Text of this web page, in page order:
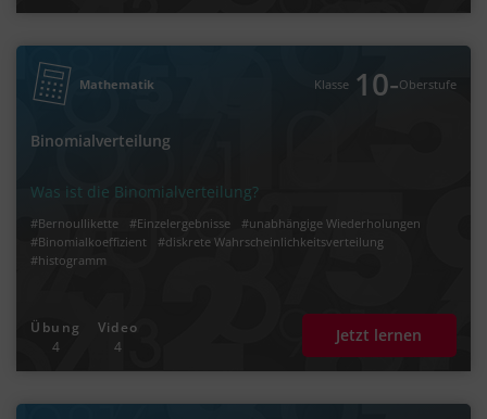
Mathematik Klasse 10‐Oberstufe
Binomialverteilung
Was ist die Binomialverteilung?
#Bernoullikette #Einzelergebnisse
#unabhängige Wiederholungen
#Binomialkoeffizient
#diskrete Wahrscheinlichkeitsverteilung
#histogramm
Übung
4
Video
4
Jetzt lernen